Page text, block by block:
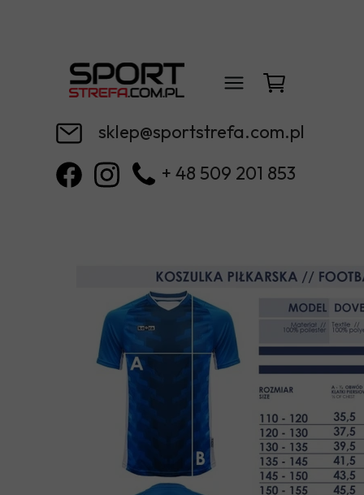
sklep@sportstrefa.com.pl
+ 48 509 201 853